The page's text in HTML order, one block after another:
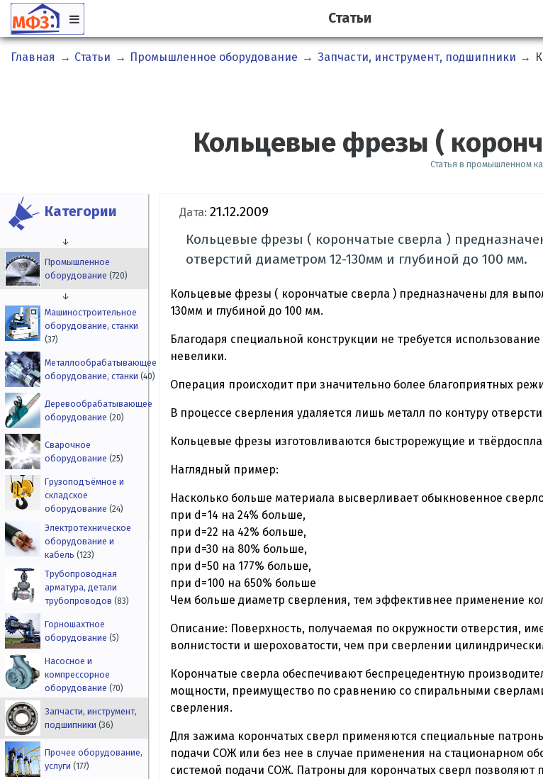
Статьи
Главная → Статьи → Промышленное оборудование → Запчасти, инструмент, подшипники →
Кольцевые фрезы (
Статья в промышленном
Категории
↓
Промышленное
оборудование(720)
↓
Машиностроительное
оборудование, станки
(37)
Металлообрабатывающее
оборудование, станки(40)
Деревообрабатывающее
оборудование(20)
Сварочное
оборудование(25)
Грузоподъёмное и
складское
оборудование(24)
Электротехническое
оборудование и
кабель(123)
Трубопроводная
арматура, детали
трубопроводов(83)
Горношахтное
оборудование(5)
Насосное и
компрессорное
оборудование(70)
Запчасти, инструмент,
подшипники(36)
Прочее оборудование,
услуги(177)
Дата: 21.12.2009
Кольцевые фрезы ( корончатые сверла )
отверстий диаметром 12-130мм и глубиной до 100 мм.
Кольцевые фрезы ( корончатые сверла ) предназначены для
130мм и глубиной до 100 мм.
Благодаря специальной конструкции не требуется
невелики.
Операция происходит при значительно более благоприятных
В процессе сверления удаляется лишь металл по контуру
Кольцевые фрезы изготовливаются быстрорежущие и
Наглядный пример:
Насколько больше материала высверливает обыкновенное
при d=14 на 24% больше,
при d=22 на 42% больше,
при d=30 на 80% больше,
при d=50 на 177% больше,
при d=100 на 650% больше
Чем больше диаметр сверления, тем эффективнее применение
Описание: Поверхность, получаемая по окружности отверстия,
волнистости и шероховатости, чем при сверлении
Корончатые сверла обеспечивают беспрецедентную
мощности, преимущество по сравнению со спиральными
сверления.
Для зажима корончатых сверл применяются специальные
подачи СОЖ или без нее в случае применения на стационарном
системой подачи СОЖ. Патроны для корончатых сверл позволяют